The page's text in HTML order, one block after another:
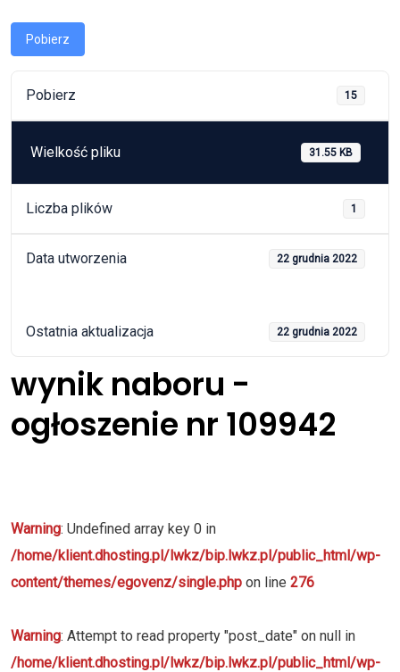
Pobierz
Pobierz 15
Wielkość pliku 31.55 KB
Liczba plików 1
Data utworzenia 22 grudnia 2022
Ostatnia aktualizacja 22 grudnia 2022
wynik naboru -
ogłoszenie nr 109942
Warning: Undefined array key 0 in
/home/klient.dhosting.pl/lwkz/bip.lwkz.pl/public_html/wp-
content/themes/egovenz/single.php on line 276
Warning: Attempt to read property "post_date" on null in
/home/klient.dhosting.pl/lwkz/bip.lwkz.pl/public_html/wp-